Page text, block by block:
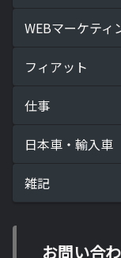
WEBマーケティ
フィアット
仕事
日本車・輸入車
雑記
お問い合